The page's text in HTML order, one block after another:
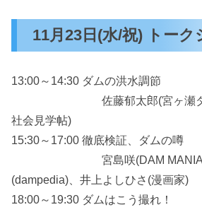
11月23日(水/祝) トーク
13:00～14:30 ダムの洪水調節
佐藤郁太郎(宮ヶ瀬ダム
社会見学帖)
15:30～17:00 徹底検証、ダムの噂
宮島咲(DAM MANIA)、
(dampedia)、井上よしひさ(漫画家)
18:00～19:30 ダムはこう撮れ！